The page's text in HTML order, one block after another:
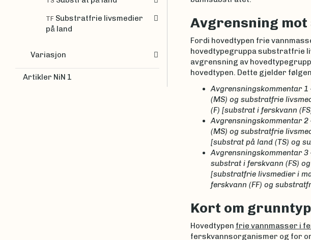
Avgrensning
Fordi hovedtypen frie
hovedtypegruppa substratfrie
avgrensning av
hovedtypen. Dette gjelder
Avgrensningskommentar
(MS) og substratfrie
(F) [substrat i ferskvann
Avgrensningskommentar
(MS) og substratfrie
[substrat på land (TS) og
Avgrensningskommentar
substrat i ferskvann (FS)
[substratfrie livsmedier i
ferskvann (FF) og
Kort om
Hovedtypen frie vannmasser i
ferskvannsorganismer og for
TF Substratfrie livsmedier
på land
Variasjon
Artikler NiN 1